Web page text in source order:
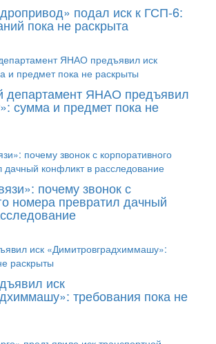
подал иск к ГСП-6:
пока не раскрыта
департамент ЯНАО предъявил
сумма и предмет пока не
почему звонок с
номера превратил дачный
иск
требования пока не